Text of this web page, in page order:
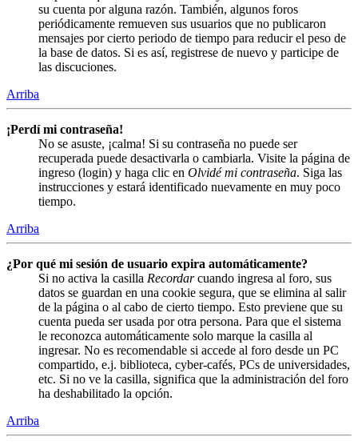
su cuenta por alguna razón. También, algunos foros
periódicamente remueven sus usuarios que no publicaron
mensajes por cierto periodo de tiempo para reducir el peso de
la base de datos. Si es así, registrese de nuevo y participe de
las discuciones.
Arriba
¡Perdí mi contraseña!
No se asuste, ¡calma! Si su contraseña no puede ser
recuperada puede desactivarla o cambiarla. Visite la página de
ingreso (login) y haga clic en Olvidé mi contraseña. Siga las
instrucciones y estará identificado nuevamente en muy poco
tiempo.
Arriba
¿Por qué mi sesión de usuario expira automáticamente?
Si no activa la casilla Recordarcuando ingresa al foro, sus
datos se guardan en una cookie segura, que se elimina al salir
de la página o al cabo de cierto tiempo. Esto previene que su
cuenta pueda ser usada por otra persona. Para que el sistema
le reconozca automáticamente solo marque la casilla al
ingresar. No es recomendable si accede al foro desde un PC
compartido, e.j. biblioteca, cyber-cafés, PCs de universidades,
etc. Si no ve la casilla, significa que la administración del foro
ha deshabilitado la opción.
Arriba